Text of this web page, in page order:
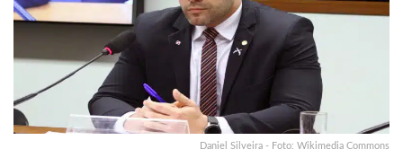
Daniel Silveira - Foto: Wikimedia Commons